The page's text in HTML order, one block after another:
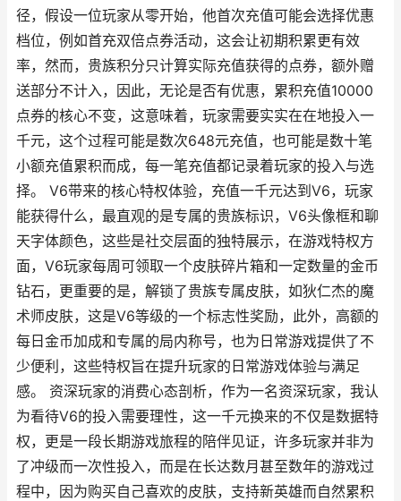
径，假设一位玩家从零开始，他首次充值可能会选择优惠
档位，例如首充双倍点券活动，这会让初期积累更有效
率，然而，贵族积分只计算实际充值获得的点券，额外赠
送部分不计入，因此，无论是否有优惠，累积充值10000
点券的核心不变，这意味着，玩家需要实实在在地投入一
千元，这个过程可能是数次648元充值，也可能是数十笔
小额充值累积而成，每一笔充值都记录着玩家的投入与选
择。 V6带来的核心特权体验，充值一千元达到V6，玩家
能获得什么，最直观的是专属的贵族标识，V6头像框和聊
天字体颜色，这些是社交层面的独特展示，在游戏特权方
面，V6玩家每周可领取一个皮肤碎片箱和一定数量的金币
钻石，更重要的是，解锁了贵族专属皮肤，如狄仁杰的魔
术师皮肤，这是V6等级的一个标志性奖励，此外，高额的
每日金币加成和专属的局内称号，也为日常游戏提供了不
少便利，这些特权旨在提升玩家的日常游戏体验与满足
感。 资深玩家的消费心态剖析，作为一名资深玩家，我认
为看待V6的投入需要理性，这一千元换来的不仅是数据特
权，更是一段长期游戏旅程的陪伴见证，许多玩家并非为
了冲级而一次性投入，而是在长达数月甚至数年的游戏过
程中，因为购买自己喜欢的皮肤，支持新英雄而自然累积